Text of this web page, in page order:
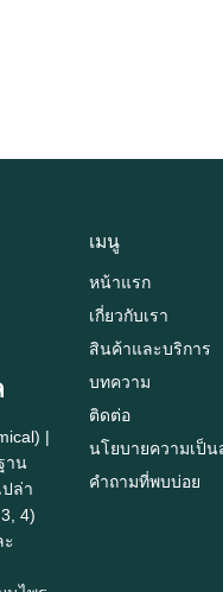
|
าน
ล่า
4)
ะ
เมนู
หน้าแรก
เกี่ยวกับเรา
สินค้าและบริการ
บทความ
ติดต่อ
นโยบายความเป็
คำถามที่พบบ่อย